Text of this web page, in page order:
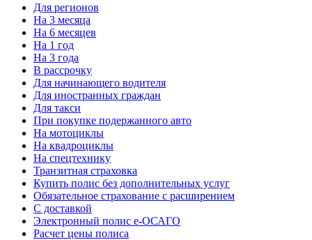
Для регионов
На 3 месяца
На 6 месяцев
На 1 год
На 3 года
В рассрочку
Для начинающего водителя
Для иностранных граждан
Для такси
При покупке подержанного авто
На мотоциклы
На квадроциклы
На спецтехнику
Транзитная страховка
Купить полис без дополнительных услуг
Обязательное страхование с расширением
С доставкой
Электронный полис е-ОСАГО
Расчет цены полиса